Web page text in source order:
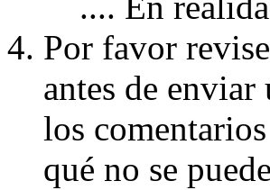
Por favor
antes de
los
qué no se